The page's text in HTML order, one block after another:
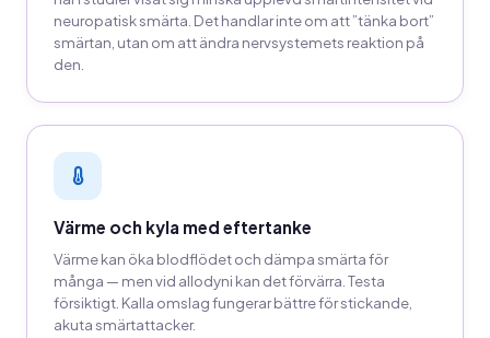
neuropatisk smärta. Det handlar inte om att ”tänka bort”
smärtan, utan om att ändra nervsystemets reaktion på
den.
Värme och kyla med eftertanke
Värme kan öka blodflödet och dämpa smärta för
många — men vid allodyni kan det förvärra. Testa
försiktigt. Kalla omslag fungerar bättre för stickande,
akuta smärtattacker.